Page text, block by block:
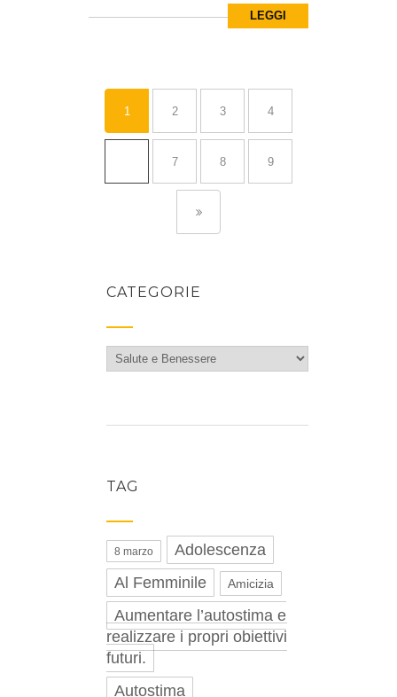
LEGGI
1 2 3 4
7 8 9
CATEGORIE
Categorie
TAG
8 marzo
Adolescenza
Al Femminile
Amicizia
Aumentare l’autostima e
realizzare i propri obiettivi
futuri.
Autostima